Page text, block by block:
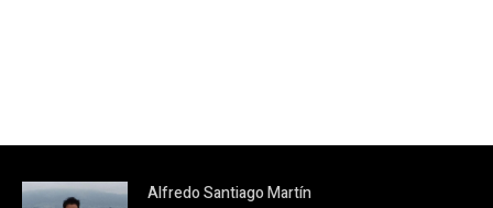
Alfredo Santiago Martín